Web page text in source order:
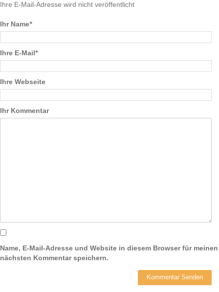
Ihre E-Mail-Adresse wird nicht veröffentlicht
Ihr Name*
Ihre E-Mail*
Ihre Webseite
Ihr Kommentar
Name, E-Mail-Adresse und Website in diesem Browser für meinen
nächsten Kommentar speichern.